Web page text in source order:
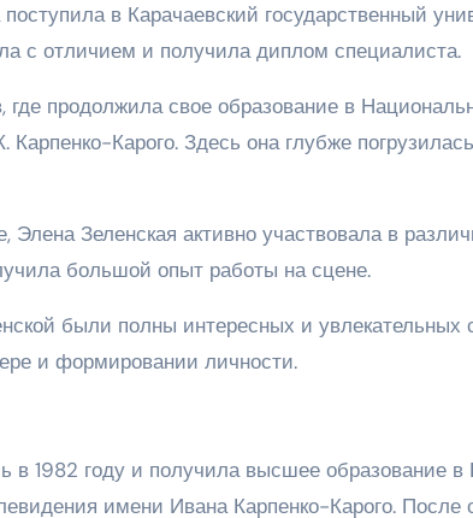
в Карачаевский государственный
с отличием и получила диплом специалиста.
продолжила свое образование в
Карпенко-Карого. Здесь она глубже
Элена Зеленская активно участвовала в
большой опыт работы на сцене.
были полны интересных и увлекательных
и формировании личности.
в 1982 году и получила высшее образование
имени Ивана Карпенко-Карого. После